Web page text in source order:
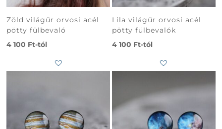
Zöld világűr orvosi acél
pötty fülbevaló
4 100 Ft-tól
Lila világűr orvosi acél
pötty fülbevalók
4 100 Ft-tól